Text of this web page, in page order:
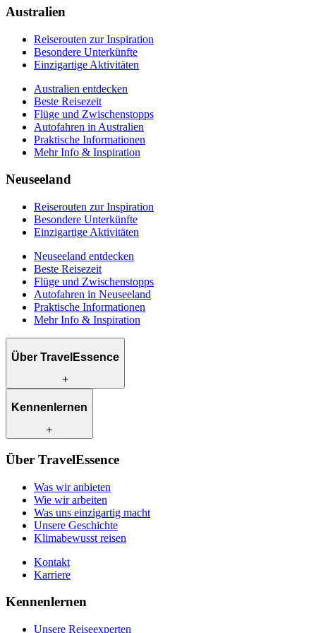
Praktische Informationen
Australien
Reiserouten zur Inspiration
Besondere Unterkünfte
Einzigartige Aktivitäten
Australien entdecken
Beste Reisezeit
Flüge und Zwischenstopps
Autofahren in Australien
Praktische Informationen
Mehr Info & Inspiration
Neuseeland
Reiserouten zur Inspiration
Besondere Unterkünfte
Einzigartige Aktivitäten
Neuseeland entdecken
Beste Reisezeit
Flüge und Zwischenstopps
Autofahren in Neuseeland
Praktische Informationen
Mehr Info & Inspiration
Über TravelEssence
Was wir anbieten
Was uns einzigartig macht
Klimabewusst reisen
Kontakt
Karriere
Kennenlernen
Unsere Reiseexperten
Unsere Kunden
Über TravelEssence
Was wir anbieten
Wie wir arbeiten
Was uns einzigartig macht
Unsere Geschichte
Klimabewusst reisen
Kontakt
Karriere
Kennenlernen
Unsere Reiseexperten